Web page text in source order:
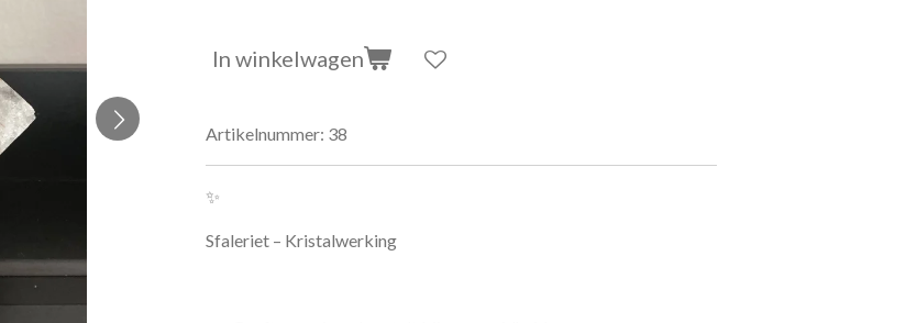
In winkelwagen
Artikelnummer: 38
✨
Sfaleriet – Kristalwerking